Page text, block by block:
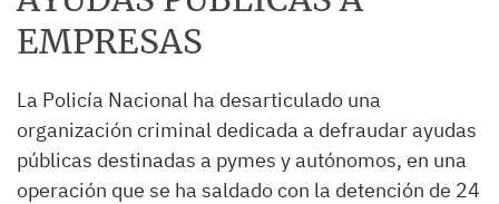
EMPRESAS
La Policía Nacional ha desarticulado una
organización criminal dedicada a defraudar ayudas
públicas destinadas a pymes y autónomos, en una
operación que se ha saldado con la detención de 24